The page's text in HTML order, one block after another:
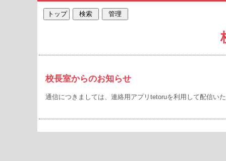
校長室からのお知らせ
通信につきましては、連絡用アプリtetoruを利用して配信い